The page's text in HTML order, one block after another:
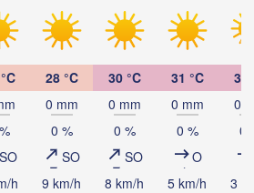
SO
h
28 °C
0 mm
0 %
SO
9 km/h
30 °C
0 mm
0 %
SO
8 km/h
31 °C
0 mm
0 %
O
5 km/h
32
0
0
3
Скопје
(Skopje)
MACÉDOINE
DU NORD
Λάρισα
(Larissa)
(Sofia)
Пловдив
(Plovdiv)
BULGARIE
Θεσσαλονίκη
(Thessaloniki)